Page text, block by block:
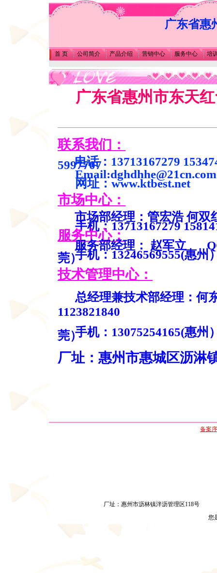
广东省惠州
首 页 公司简介 产品介绍 营销中心 服务中心 培
广东省惠州市东天
联系我们：
电话：13713167279
5997707
Email:dghdhhe@21cn.com
网址： www.ktbest.net
市场中心：
市场部经理：管宏浩 何
手机：13713167279
服务中心：
服务部经理： 赵军立
手机：13246569555(惠州
莞）
技术管理中心：
总经理兼技术部经理：何
1123821840
手机：13075254165(惠州
莞）
厂址：惠州市惠城区沥淋
备案
厂址：惠州市沥林镇泮沥管理区118号
您